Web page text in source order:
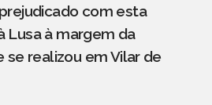
com esta
Lusa à margem da
se realizou em Vilar de